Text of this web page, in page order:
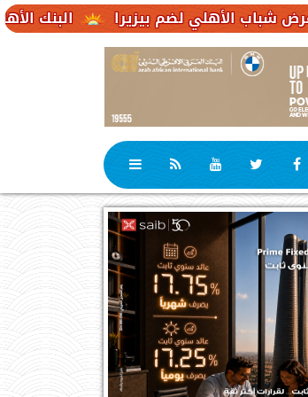
البنك الأهلي الكويتي – مصر يحقق صافي لضم بيزيرا
رياضة